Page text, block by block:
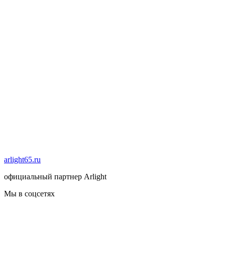
arlight65.ru
официальный партнер Arlight
Мы в соцсетях